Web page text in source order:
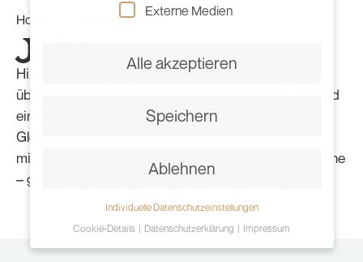
Home Archive für Julia
Julia
Hi, ich bin Julia und schreibe leidenschaftlich gerne
über das Reisen – am liebsten mit Blick auf’s Meer und
einem Iced Matcha in meiner Hand. Freiheit im
Gleichgewicht mit einer gewissen Routine inspiriert
mich und schafft eine Balance, nach der ich mich sehne
– ganz egal, wo auf diesem schönen Planeten
Externe Medien
Alle akzeptieren
Speichern
Ablehnen
Individuelle Datenschutzeinstellungen
Cookie-Details
Datenschutzerklärung Impressum
Datenschutzeinstellungen